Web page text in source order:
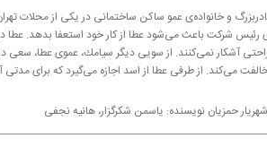
و خانواده‌ی عمو ساكن ساختمانی در یكی از محلات
شركت باعث می‌شود عطا از كار خود استعفا بدهد. عطا در
آشكار نمی‌كنند. از سویی دیگر سیامك، عموی عطا، سعی
می‌كند. از طرفی عطا از اسد اجازه می‌گیرد كه برای مدتی
حمزیان نویسنده: یاسمن شكرگزار، هانیه نجفی